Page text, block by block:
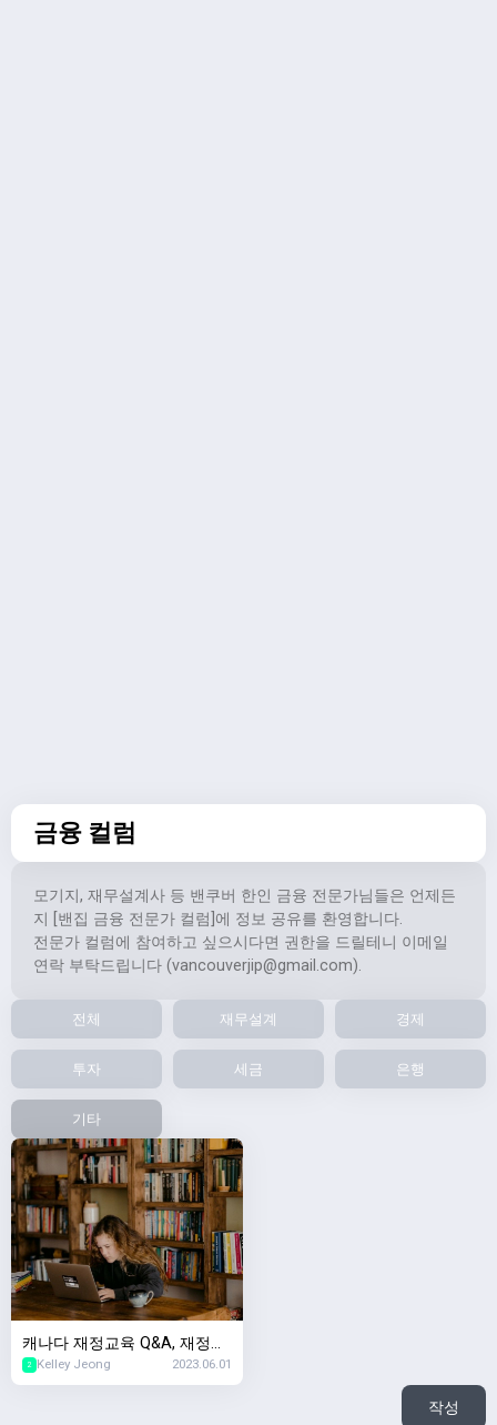
금융 컬럼
모기지, 재무설계사 등 밴쿠버 한인 금융 전문가님들은 언제든
지 [밴집 금융 전문가 컬럼]에 정보 공유를 환영합니다.
전문가 컬럼에 참여하고 싶으시다면 권한을 드릴테니 이메일
연락 부탁드립니다 (vancouverjip@gmail.com).
전체 재무설계 경제
투자 세금 은행
기타
캐나다 재정교육 Q&A, 재정교
육을 왜 무료로 하세요? 돈벌
려는 수작인가요?
2 Kelley Jeong 2023.06.01
작성